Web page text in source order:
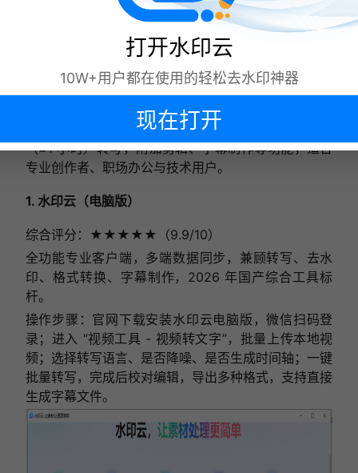
一句话总结：多语种专用工具，外文识别强，中文用户
方法三：电脑专业软件（功能最强，适合专业
场景）
需下载安装客户端，支持本地部署、批量处理、长视频
（≥1 小时）转写，附加剪辑、字幕制作等功能，适合
专业创作者、职场办公与技术用户。
1. 水印云（电脑版）
综合评分：★★★★★（9.9/10）
全功能专业客户端，多端数据同步，兼顾转写、去水
印、格式转换、字幕制作，2026 年国产综合工具标
杆。
操作步骤：官网下载安装水印云电脑版，微信扫码登
录；进入 “视频工具 - 视频转文字”，批量上传本地视
频；选择转写语言、是否降噪、是否生成时间轴；一键
批量转写，完成后校对编辑，导出多种格式，支持直接
生成字幕文件。
打开水印云
10W+用户都在使用的轻松去水印神器
现在打开
下次再说